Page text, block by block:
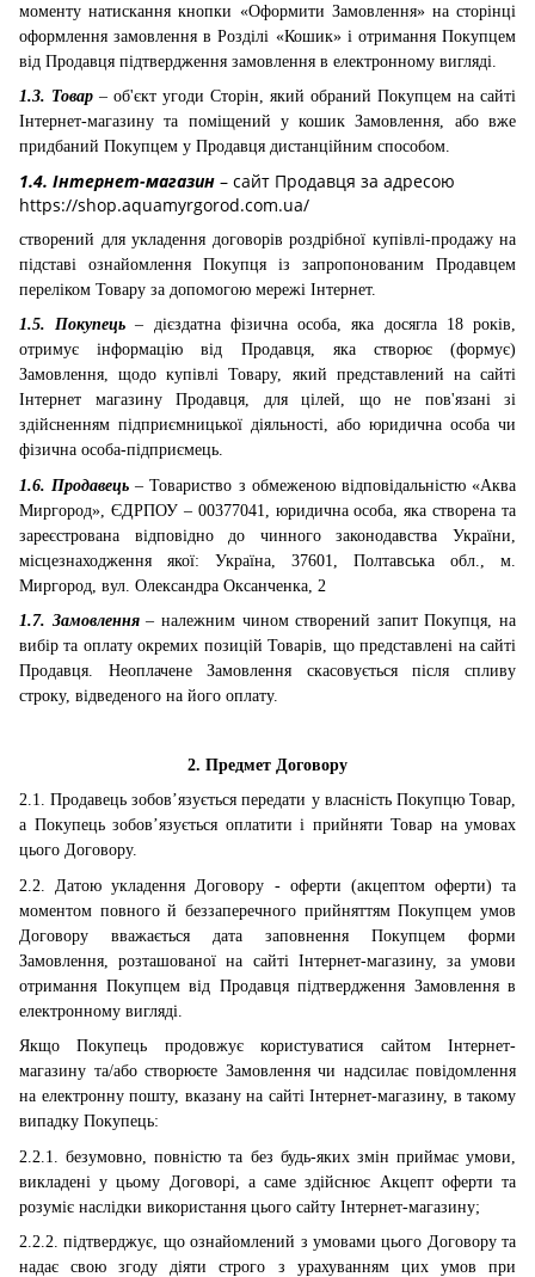
моменту натискання кнопки «Оформити Замовлення» на сторінці
оформлення замовлення в Розділі «Кошик» і отримання Покупцем
від Продавця підтвердження замовлення в електронному вигляді.
1.3. Товар – об'єкт угоди Сторін, який обраний Покупцем на сайті
Інтернет-магазину та поміщений у кошик Замовлення, або вже
придбаний Покупцем у Продавця дистанційним способом.
1.4. Інтернет-магазин – сайт Продавця за адресою
https://shop.aquamyrgorod.com.ua/
створений для укладення договорів роздрібної купівлі-продажу на
підставі ознайомлення Покупця із запропонованим Продавцем
переліком Товару за допомогою мережі Інтернет.
1.5. Покупець – дієздатна фізична особа, яка досягла 18 років,
отримує інформацію від Продавця, яка створює (формує)
Замовлення, щодо купівлі Товару, який представлений на сайті
Інтернет магазину Продавця, для цілей, що не пов'язані зі
здійсненням підприємницької діяльності, або юридична особа чи
фізична особа-підприємець.
1.6. Продавець – Товариство з обмеженою відповідальністю «Аква
Миргород», ЄДРПОУ – 00377041, юридична особа, яка створена та
зареєстрована відповідно до чинного законодавства України,
місцезнаходження якої: Україна, 37601, Полтавська обл., м.
Миргород, вул. Олександра Оксанченка, 2
1.7. Замовлення– належним чином створений запит Покупця, на
вибір та оплату окремих позицій Товарів, що представлені на сайті
Продавця. Неоплачене Замовлення скасовується після спливу
строку, відведеного на його оплату.
2. Предмет Договору
2.1. Продавець зобов’язується передати у власність Покупцю Товар,
а Покупець зобов’язується оплатити і прийняти Товар на умовах
цього Договору.
2.2. Датою укладення Договору - оферти (акцептом оферти) та
моментом повного й беззаперечного прийняттям Покупцем умов
Договору вважається дата заповнення Покупцем форми
Замовлення, розташованої на сайті Інтернет-магазину, за умови
отримання Покупцем від Продавця підтвердження Замовлення в
електронному вигляді.
Якщо Покупець продовжує користуватися сайтом Інтернет-
магазину та/або створюєте Замовлення чи надсилає повідомлення
на електронну пошту, вказану на сайті Інтернет-магазину, в такому
випадку Покупець:
2.2.1. безумовно, повністю та без будь-яких змін приймає умови,
викладені у цьому Договорі, а саме здійснює Акцепт оферти та
розуміє наслідки використання цього сайту Інтернет-магазину;
2.2.2. підтверджує, що ознайомлений з умовами цього Договору та
надає свою згоду діяти строго з урахуванням цих умов при